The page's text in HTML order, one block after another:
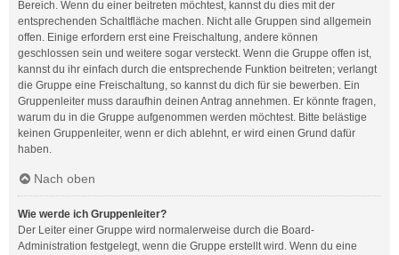
Bereich. Wenn du einer beitreten möchtest, kannst du dies mit der
entsprechenden Schaltfläche machen. Nicht alle Gruppen sind allgemein
offen. Einige erfordern erst eine Freischaltung, andere können
geschlossen sein und weitere sogar versteckt. Wenn die Gruppe offen ist,
kannst du ihr einfach durch die entsprechende Funktion beitreten; verlangt
die Gruppe eine Freischaltung, so kannst du dich für sie bewerben. Ein
Gruppenleiter muss daraufhin deinen Antrag annehmen. Er könnte fragen,
warum du in die Gruppe aufgenommen werden möchtest. Bitte belästige
keinen Gruppenleiter, wenn er dich ablehnt, er wird einen Grund dafür
haben.
Nach oben
Wie werde ich Gruppenleiter?
Der Leiter einer Gruppe wird normalerweise durch die Board-
Administration festgelegt, wenn die Gruppe erstellt wird. Wenn du eine